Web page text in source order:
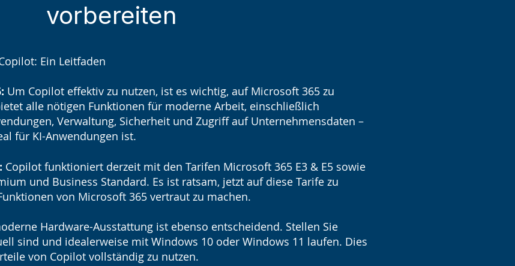
vorbereiten
Ein Leitfaden
Um Copilot effektiv zu nutzen, ist es wichtig, auf Microsoft 365 zu
alle nötigen Funktionen für moderne Arbeit, einschließlich
Verwaltung, Sicherheit und Zugriff auf Unternehmensdaten –
für KI-Anwendungen ist.
Copilot funktioniert derzeit mit den Tarifen Microsoft 365 E3 & E5 sowie
und Business Standard. Es ist ratsam, jetzt auf diese Tarife zu
von Microsoft 365 vertraut zu machen.
Hardware-Ausstattung ist ebenso entscheidend. Stellen Sie
sind und idealerweise mit Windows 10 oder Windows 11 laufen. Dies
von Copilot vollständig zu nutzen.